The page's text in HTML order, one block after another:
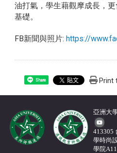
油打氣，學生藉觀摩成長，
基礎。
FB新聞與照片: https://
Share Print
亞洲大
413305
學時尚
學院